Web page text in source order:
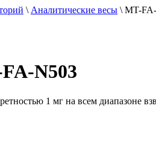
\ Аналитические весы \ MT-
N503
1 мг на всем диапазоне